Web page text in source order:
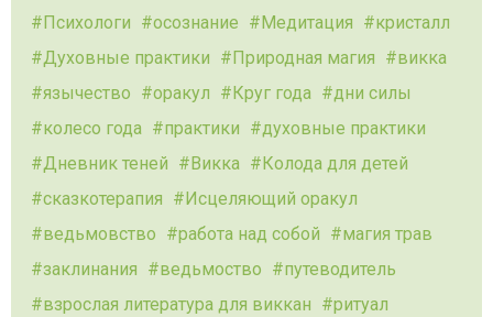
Психологи
осознание Медитация
кристалл
Духовные практики
Природная магия
викка
язычество
оракул Круг года
дни силы
колесо года
практики
духовные практики
Дневник теней
Викка
Колода для детей
сказкотерапия
Исцеляющий оракул
ведьмовство
работа над собой
магия трав
заклинания
ведьмоство
путеводитель
взрослая литература для виккан
ритуал